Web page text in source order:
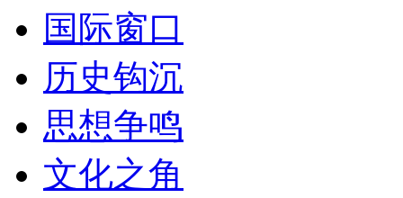
国际窗口
历史钩沉
思想争鸣
文化之角